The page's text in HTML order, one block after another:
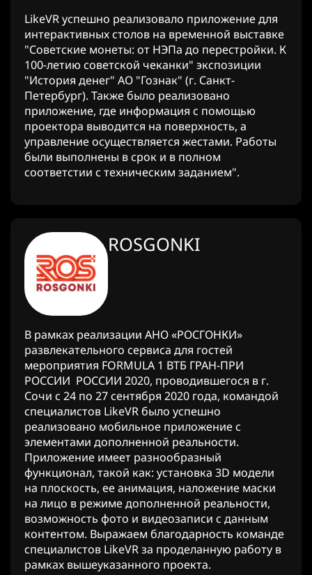
LikeVR успешно реализовало приложение для
интерактивных столов на временной выставке
"Советские монеты: от НЭПа до перестройки. К
100-летию советской чеканки" экспозиции
"История денег" АО "Гознак" (г. Санкт-
Петербург). Также было реализовано
приложение, где информация с помощью
проектора выводится на поверхность, а
управление осуществляется жестами. Работы
были выполнены в срок и в полном
соответстии с техническим заданием".
ROSGONKI
В рамках реализации АНО «РОСГОНКИ»
развлекательного сервиса для гостей
мероприятия FORMULA 1 ВТБ ГРАН-ПРИ
РОССИИ РОССИИ 2020, проводившегося в г.
Сочи с 24 по 27 сентября 2020 года, командой
специалистов LikeVR было успешно
реализовано мобильное приложение с
элементами дополненной реальности.
Приложение имеет разнообразный
функционал, такой как: установка 3D модели
на плоскость, ее анимация, наложение маски
на лицо в режиме дополненной реальности,
возможность фото и видеозаписи с данным
контентом. Выражаем благодарность команде
специалистов LikeVR за проделанную работу в
рамках вышеуказанного проекта.